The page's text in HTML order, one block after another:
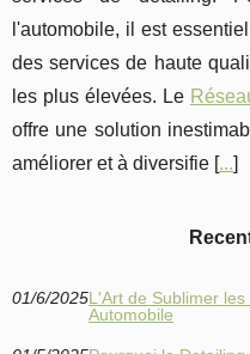
l'automobile, il est
des services de haute
les plus élevées. Le
offre une solution
améliorer et à diversifie [...]
01/6/2025L'Art de Sublimer
Automobile